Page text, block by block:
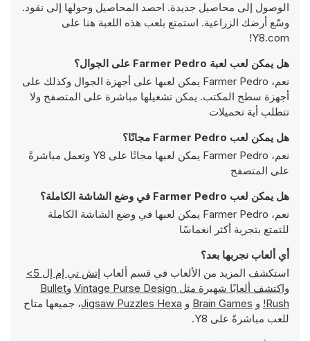
الوصول إلى محاصيل جديدة. احصد المحاصيل وحولها إلى نقود.
وسّع أرضك الزراعية. استمتع بلعب هذه اللعبة هنا على
Y8.com!
هل يمكن لعب لعبة Farmer Pedro على الجوال؟
نعم، Farmer Pedro يمكن لعبها على أجهزة الجوال وكذلك على
أجهزة سطح المكتب. يمكن تشغيلها مباشرة على المتصفح ولا
تتطلب أية تحميلات
هل يمكن لعب Farmer Pedro مجانًا؟
نعم، Farmer Pedro يمكن لعبها مجانًا على Y8 وتعمل مباشرةً
على المتصفح
هل يمكن لعب Farmer Pedro في وضع الشاشة الكاملة؟
نعم، Farmer Pedro يمكن لعبها في وضع الشاشة الكاملة
للتمتع بتجربة أكثر انغماسًا
أي ألعاب نجربها بعد؟
استكشف المزيد من الألعاب في قسم ألعاب
إتش تي إم إل 5>
واكتشف ألعابًا شهيرة مثل Vintage Purse Design وBullet
Rush! و Brain Games و Jigsaw Puzzles Hexa، جميعها متاح
للعب مباشرةً على Y8.